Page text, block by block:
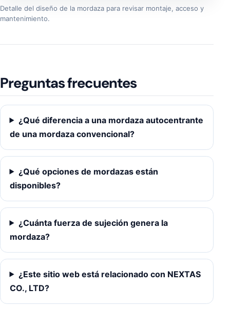
Detalle del diseño de la mordaza para revisar montaje, acceso y
mantenimiento.
Preguntas frecuentes
¿Qué diferencia a una mordaza autocentrante
de una mordaza convencional?
¿Qué opciones de mordazas están
disponibles?
¿Cuánta fuerza de sujeción genera la
mordaza?
¿Este sitio web está relacionado con NEXTAS
CO., LTD?